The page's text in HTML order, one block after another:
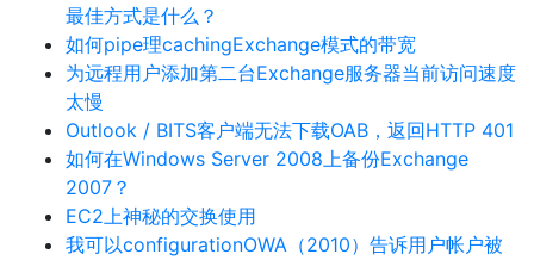
最佳方式是什么？
如何pipe理cachingExchange模式的带宽
为远程用户添加第二台Exchange服务器当前访问速度
太慢
Outlook / BITS客户端无法下载OAB，返回HTTP 401
如何在Windows Server 2008上备份Exchange
2007？
EC2上神秘的交换使用
我可以configurationOWA（2010）告诉用户帐户被